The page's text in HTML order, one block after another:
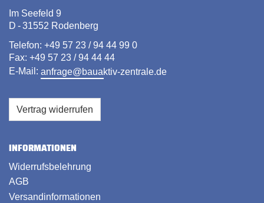
Im Seefeld 9
D - 31552 Rodenberg
Telefon: +49 57 23 / 94 44 99 0
Fax: +49 57 23 / 94 44 44
E-Mail: anfrage@bauaktiv-zentrale.de
Vertrag widerrufen
INFORMATIONEN
Widerrufsbelehrung
AGB
Versandinformationen